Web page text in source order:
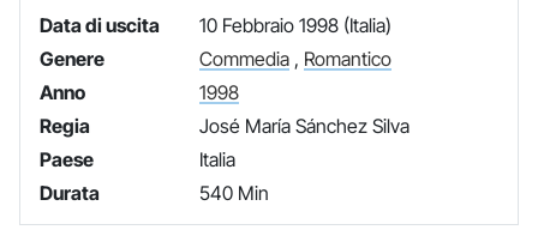
Data di uscita
10 Febbraio 1998 (Italia)
Genere
Commedia, Romantico
Anno
1998
Regia
José María Sánchez Silva
Paese
Italia
Durata
540 Min